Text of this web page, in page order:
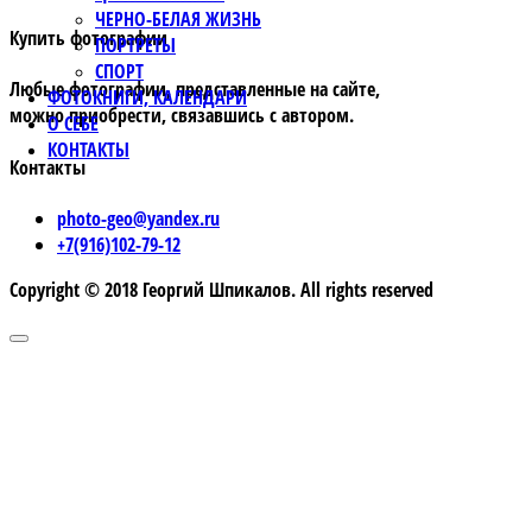
ЧЕРНО-БЕЛАЯ ЖИЗНЬ
ПОРТРЕТЫ
СПОРТ
ФОТОКНИГИ, КАЛЕНДАРИ
О СЕБЕ
КОНТАКТЫ
Купить фотографии
Любые фотографии, представленные на сайте,
можно приобрести, связавшись с автором.
Контакты
photo-geo@yandex.ru
+7(916)102-79-12
Copyright © 2018 Георгий Шпикалов. All rights reserved